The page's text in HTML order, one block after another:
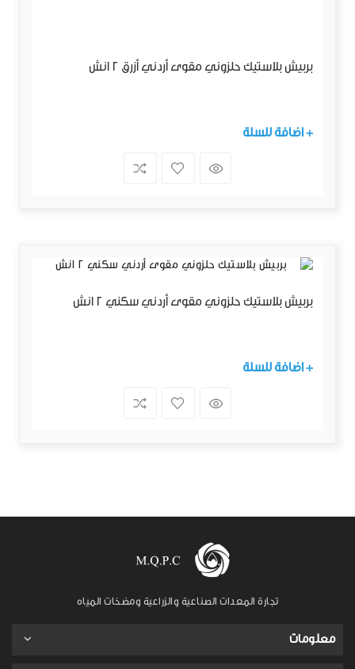
بربيش بلاستيك حلزوني مقوى أردني أزرق 2 انش
+ اضافة للسلة
بربيش بلاستيك حلزوني مقوى أردني سكني 2 انش
+ اضافة للسلة
تجارة المعدات الصناعية والزراعية ومضخات المياه
معلومات